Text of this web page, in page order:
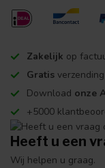
Zakelijk op
Gratis
Download onze
+5000
Heeft u een
Wij helpen u graag.